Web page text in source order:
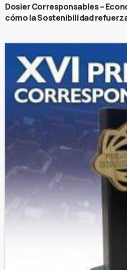
Dosier Corresponsables –
cómo la Sostenibilidad